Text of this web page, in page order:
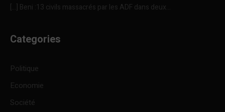
[…] Beni :13 civils massacrés par les ADF dans deux...
Categories
Politique
Economie
Société